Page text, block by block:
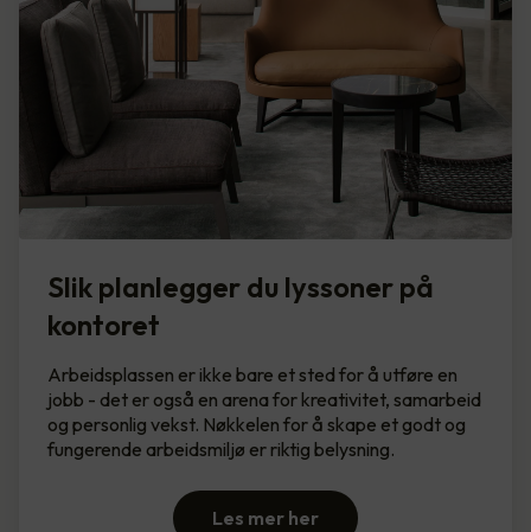
Slik planlegger du lyssoner på
kontoret
Arbeidsplassen er ikke bare et sted for å utføre en
jobb - det er også en arena for kreativitet, samarbeid
og personlig vekst. Nøkkelen for å skape et godt og
fungerende arbeidsmiljø er riktig belysning.
Les mer her